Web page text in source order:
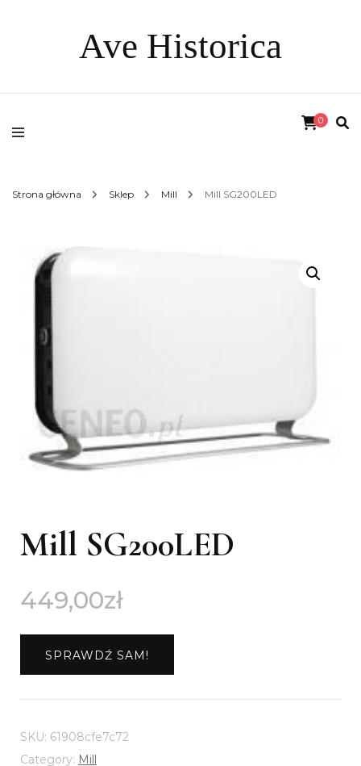
Ave Historica
0
Strona główna Sklep Mill Mill SG200LED
Mill SG200LED
449,00zł
SPRAWDŹ SAM!
SKU: 61908cfe7c72
Category: Mill